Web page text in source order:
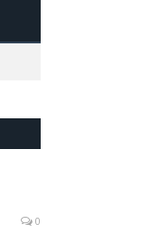
0